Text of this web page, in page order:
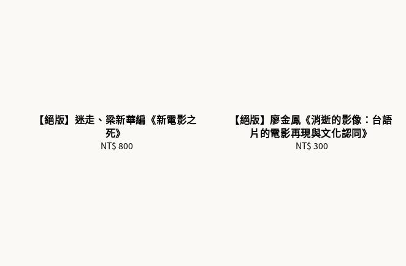
【絕版】迷走、梁新華編《新電影之
死》
Regular
NT$ 800
【絕版】廖金鳳《消逝的影像：台語
片的電影再現與文化認同》
Regular
NT$ 300